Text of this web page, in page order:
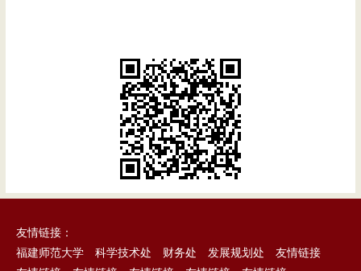
友情链接：
福建师范大学
科学技术处 财务处 发展规划处
友情链接